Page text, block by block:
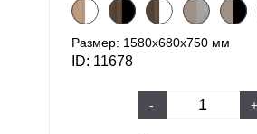
Размер: 1580х680х750 мм
ID: 11678
- +